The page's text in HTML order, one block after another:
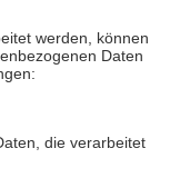
werden, können
Daten
die verarbeitet